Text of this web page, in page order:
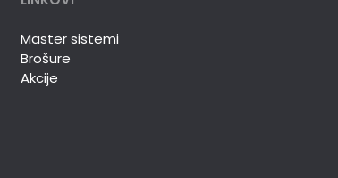
Master sistemi
Brošure
Akcije